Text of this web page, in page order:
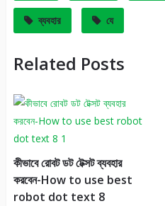
ব্যবহার যে
Related Posts
কীভাবে রোবট ডট টেক্সট ব্যবহার
করবেন-How to use best
robot dot text 8